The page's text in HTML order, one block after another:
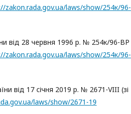
zakon.rada.gov.ua/laws/show/254к/96-
від 28 червня 1996 р. № 254к/96-ВР
zakon.rada.gov.ua/laws/show/254к/96-
від 17 січня 2019 р. № 2671-VIII (зі
laws/show/2671-19